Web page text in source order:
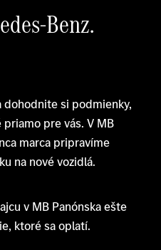
Benz.
si podmienky,
pre vás. V MB
marca pripravíme
na nové vozidlá.
v MB Panónska ešte
ktoré sa oplatí.